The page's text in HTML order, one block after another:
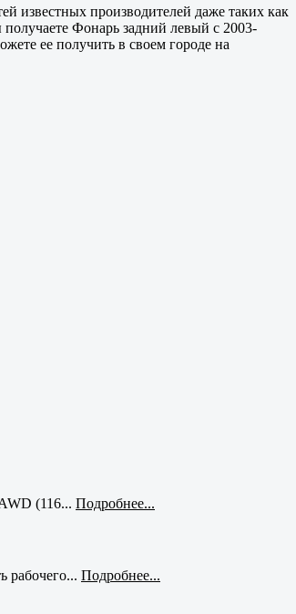
известных производителей даже таких как
получаете Фонарь задний левый с 2003-
ее получить в своем городе на
(116... Подробнее...
рабочего... Подробнее...